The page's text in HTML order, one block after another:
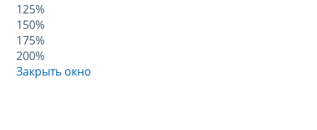
125%
150%
175%
200%
Закрыть окно